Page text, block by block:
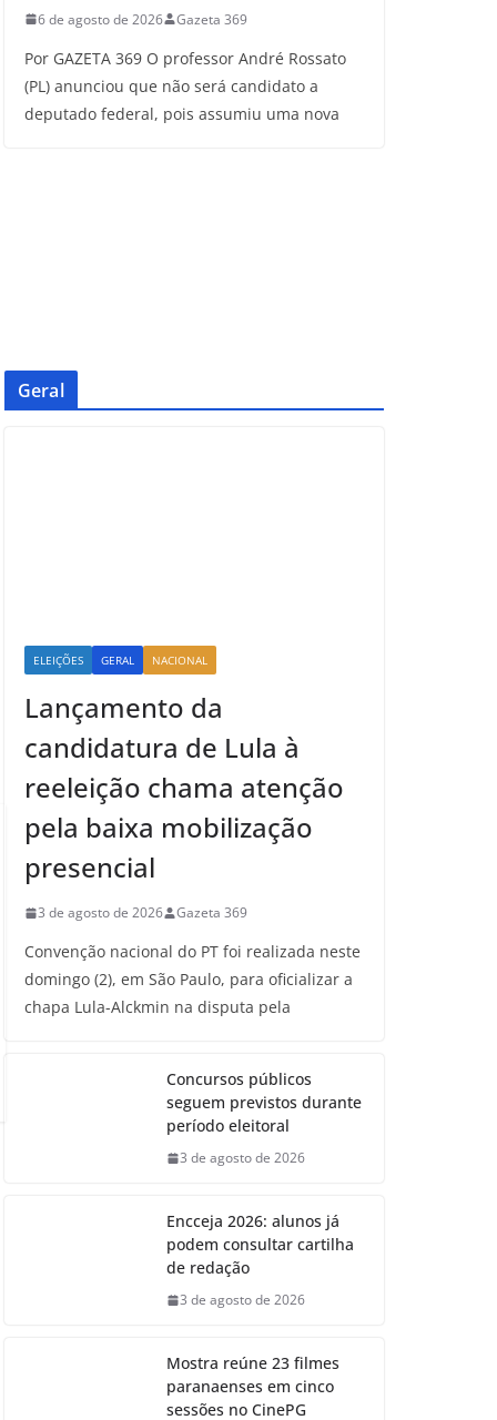
6 de agosto de 2026 Gazeta 369
Por GAZETA 369 O professor André Rossato
(PL) anunciou que não será candidato a
deputado federal, pois assumiu uma nova
Geral
ELEIÇÕES GERAL NACIONAL
Lançamento da
candidatura de Lula à
reeleição chama atenção
pela baixa mobilização
presencial
3 de agosto de 2026 Gazeta 369
Convenção nacional do PT foi realizada neste
domingo (2), em São Paulo, para oficializar a
chapa Lula-Alckmin na disputa pela
Concursos públicos
seguem previstos durante
período eleitoral
3 de agosto de 2026
Encceja 2026: alunos já
podem consultar cartilha
de redação
3 de agosto de 2026
Mostra reúne 23 filmes
paranaenses em cinco
sessões no CinePG